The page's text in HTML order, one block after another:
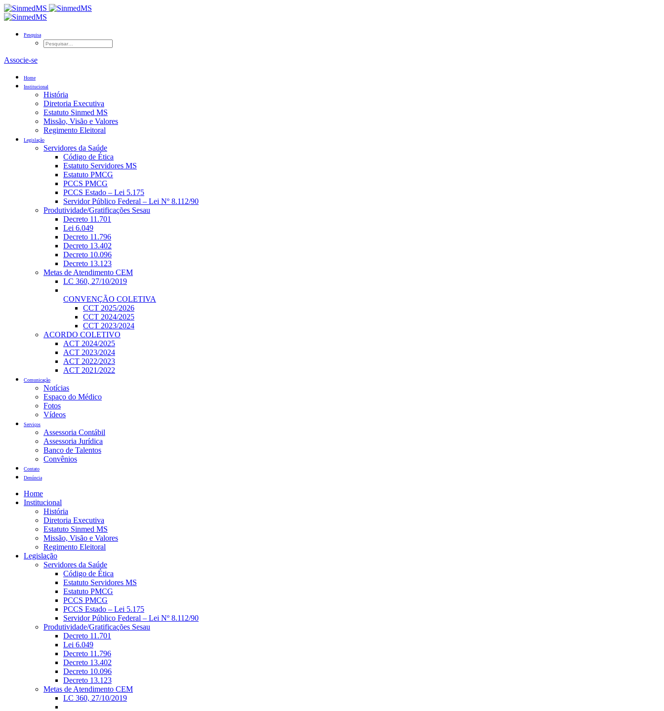
Pesquisa
Associe-se
Home
Institucional
História
Diretoria Executiva
Estatuto Sinmed MS
Missão, Visão e Valores
Regimento Eleitoral
Legislação
Servidores da Saúde
Código de Ética
Estatuto Servidores MS
Estatuto PMCG
PCCS PMCG
PCCS Estado – Lei 5.175
Servidor Público Federal – Lei Nº 8.112/90
Produtividade/Gratificações Sesau
Decreto 11.701
Lei 6.049
Decreto 11.796
Decreto 13.402
Decreto 10.096
Decreto 13.123
Metas de Atendimento CEM
LC 360, 27/10/2019
CONVENÇÃO COLETIVA
CCT 2025/2026
CCT 2024/2025
CCT 2023/2024
ACORDO COLETIVO
ACT 2024/2025
ACT 2023/2024
ACT 2022/2023
ACT 2021/2022
Comunicação
Notícias
Espaço do Médico
Fotos
Vídeos
Serviços
Assessoria Contábil
Assessoria Jurídica
Banco de Talentos
Convênios
Contato
Denúncia
Home
Institucional
História
Diretoria Executiva
Estatuto Sinmed MS
Missão, Visão e Valores
Regimento Eleitoral
Legislação
Servidores da Saúde
Código de Ética
Estatuto Servidores MS
Estatuto PMCG
PCCS PMCG
PCCS Estado – Lei 5.175
Servidor Público Federal – Lei Nº 8.112/90
Produtividade/Gratificações Sesau
Decreto 11.701
Lei 6.049
Decreto 11.796
Decreto 13.402
Decreto 10.096
Decreto 13.123
Metas de Atendimento CEM
LC 360, 27/10/2019